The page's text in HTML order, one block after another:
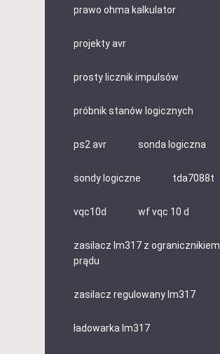
prawo ohma kalkulator
projekty avr
prosty licznik impulsów
próbnik stanów logicznych
ps2 avr sonda logiczna
sondy logiczne tda7088t
vqc10d wf vqc 10 d
zasilacz lm317 z ogranicznikiem
prądu
zasilacz regulowany lm317
ładowarka lm317